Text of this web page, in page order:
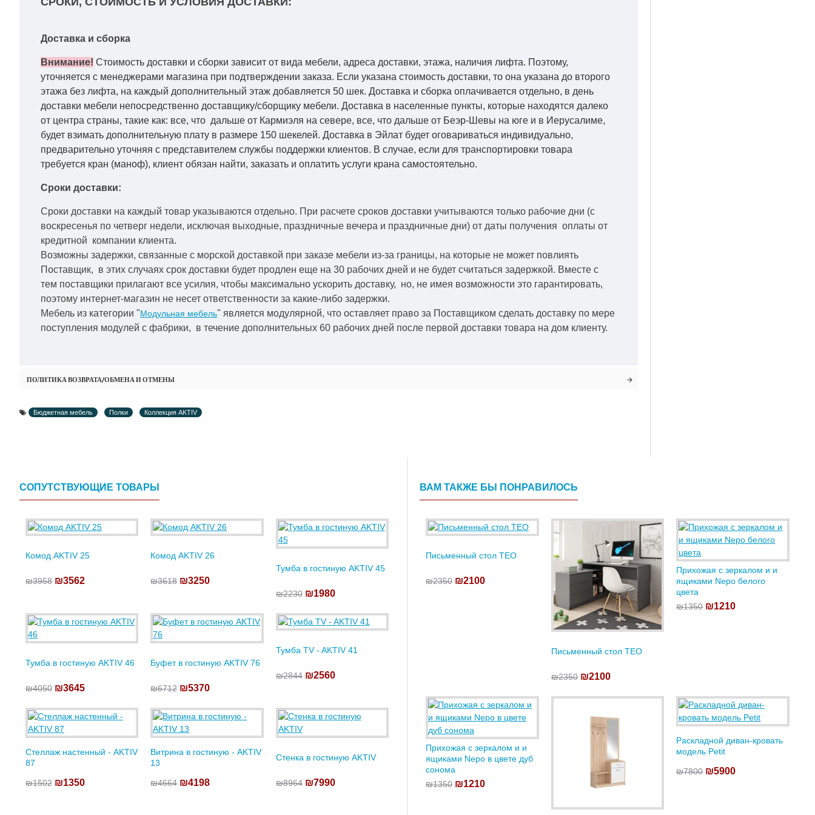
Доставка и сборка
Внимание! Стоимость доставки и сборки зависит от вида мебели, адреса доставки, этажа, наличия лифта. Поэтому,
уточняется с менеджерами магазина при подтверждении заказа. Если указана стоимость доставки, то она указана до второго
этажа без лифта, на каждый дополнительный этаж добавляется 50 шек. Доставка и сборка оплачивается отдельно, в день
доставки мебели непосредственно доставщику/сборщику мебели. Доставка в населенные пункты, которые находятся далеко
от центра страны, такие как: все, что дальше от Кармиэля на севере, все, что дальше от Беэр-Шевы на юге и в Иерусалиме,
будет взимать дополнительную плату в размере 150 шекелей. Доставка в Эйлат будет оговариваться индивидуально,
предварительно уточняя с представителем службы поддержки клиентов. В случае, если для транспортировки товара
требуется кран (маноф), клиент обязан найти, заказать и оплатить услуги крана самостоятельно.
Сроки доставки:
Сроки доставки на каждый товар указываются отдельно. При расчете сроков доставки учитываются только рабочие дни (с
воскресенья по четверг недели, исключая выходные, праздничные вечера и праздничные дни) от даты получения оплаты от
кредитной компании клиента.
Возможны задержки, связанные с морской доставкой при заказе мебели из-за границы, на которые не может повлиять
Поставщик, в этих случаях срок доставки будет продлен еще на 30 рабочих дней и не будет считаться задержкой. Вместе с
тем поставщики прилагают все усилия, чтобы максимально ускорить доставку, но, не имея возможности это гарантировать,
поэтому интернет-магазин не несет ответственности за какие-либо задержки.
Мебель из категории "Модульная мебель" является модулярной, что оставляет право за Поставщиком сделать доставку по мере
поступления модулей с фабрики, в течение дополнительных 60 рабочих дней после первой доставки товара на дом клиенту.
ПОЛИТИКА ВОЗВРАТА/ОБМЕНА И ОТМЕНЫ
Бюджетная мебель Полки Коллекция AKTIV
СОПУТСТВУЮЩИЕ ТОВАРЫ
Комод AKTIV 25
₪3958 ₪3562
Комод AKTIV 26
₪3618 ₪3250
Тумба в гостиную AKTIV 45
₪2230 ₪1980
Тумба в гостиную AKTIV 46
₪4050 ₪3645
Буфет в гостиную AKTIV 76
₪6712 ₪5370
Тумба TV - AKTIV 41
₪2844 ₪2560
Стеллаж настенный - AKTIV
87
₪1502 ₪1350
Витрина в гостиную - AKTIV
13
₪4664 ₪4198
Стенка в гостиную AKTIV
₪8964 ₪7990
ВАМ ТАКЖЕ БЫ ПОНРАВИЛОСЬ
Письменный стол TEO
₪2350 ₪2100
Письменный стол TEO
₪2350 ₪2100
Прихожая с зеркалом и и
ящиками Nepo белого
цвета
₪1350 ₪1210
Прихожая с зеркалом и и
ящиками Nepo в цвете дуб
сонома
₪1350 ₪1210
Раскладной диван-кровать
модель Petit
₪7800 ₪5900